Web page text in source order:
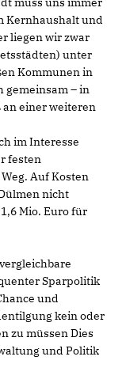
Kernhaushalt und
liegen wir zwar
unter
Kommunen in
gemeinsam – in
einer weiteren
im Interesse
festen
Auf Kosten
nicht
Mio. Euro für
Sparpolitik
und
kein oder
zu müssen Dies
und Politik